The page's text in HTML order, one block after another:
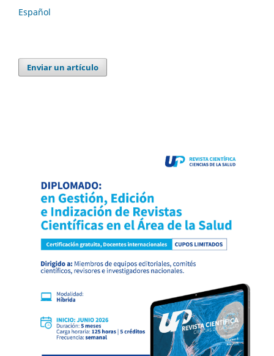
Español
Enviar un artículo